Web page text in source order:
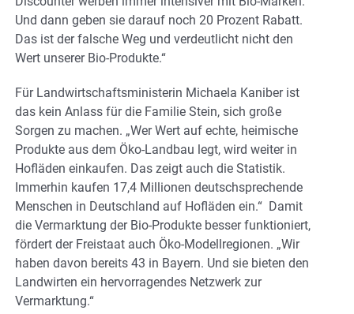
Und dann geben sie darauf noch 20 Prozent Rabatt.
Das ist der falsche Weg und verdeutlicht nicht den
Wert unserer Bio-Produkte.“
Für Landwirtschaftsministerin Michaela Kaniber ist
das kein Anlass für die Familie Stein, sich große
Sorgen zu machen. „Wer Wert auf echte, heimische
Produkte aus dem Öko-Landbau legt, wird weiter in
Hofläden einkaufen. Das zeigt auch die Statistik.
Immerhin kaufen 17,4 Millionen deutschsprechende
Menschen in Deutschland auf Hofläden ein.“ Damit
die Vermarktung der Bio-Produkte besser funktioniert,
fördert der Freistaat auch Öko-Modellregionen. „Wir
haben davon bereits 43 in Bayern. Und sie bieten den
Landwirten ein hervorragendes Netzwerk zur
Vermarktung.“